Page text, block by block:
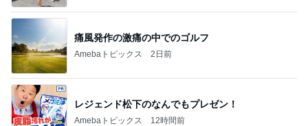
痛風発作の激痛の中でのゴルフ
Amebaトピックス 2日前
レジェンド松下のなんでもプレゼン！
Amebaトピックス 12時間前